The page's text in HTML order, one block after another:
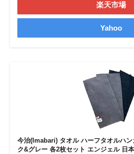
楽天市場
Yahoo
今治(Imabari) タオル ハーフタオルハ
ク&グレー 各2枚セット エンジェル 日